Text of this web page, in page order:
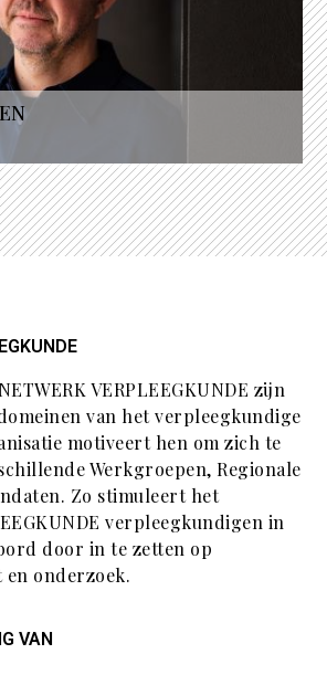
VERPLEEGKUNDE zijn
van het verpleegkundige
motiveert hen om zich te
Werkgroepen, Regionale
Zo stimuleert het
verpleegkundigen in
door in te zetten op
onderzoek.
VAN